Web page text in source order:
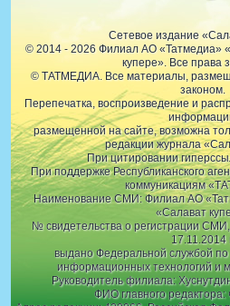
Сетевое издание
© 2014 - 2026 Филиал АО «Татмедиа»
купере». Все права
© ТАТМЕДИА. Все материалы,
законом.
Перепечатка, воспроизведение и
размещенной на сайте, возможна
редакции журнала
При цитировании
При поддержке Республиканского
коммуникациям
Наименование СМИ: Филиал АО
«Салават
№ свидетельства о регистрации
17.11.2014
выдано Федеральной службой по
информационных технологий и
Руководитель филиала:
ФИО главного редактора: